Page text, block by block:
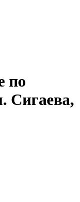
по
Сигаева,